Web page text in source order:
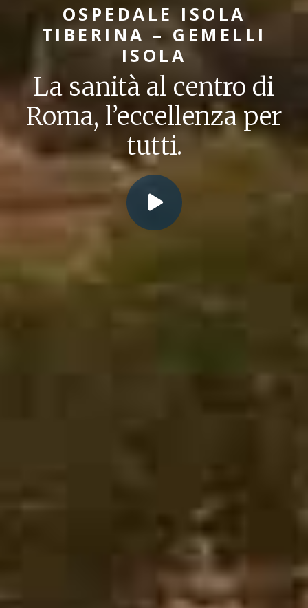
OSPEDALE ISOLA
TIBERINA – GEMELLI
ISOLA
La sanità al centro di
Roma, l’eccellenza per
tutti.